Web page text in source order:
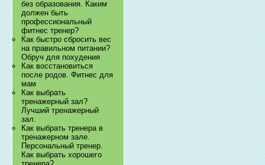
без образования. Каким
должен быть
профессиональный
фитнес тренер?
Как быстро сбросить вес
на правильном питании?
Обруч для похудения
Как восстановиться
после родов. Фитнес для
мам
Как выбрать
тренажерный зал?
Лучший тренажерный
зал.
Как выбрать тренера в
тренажерном зале.
Персональный тренер.
Как выбрать хорошего